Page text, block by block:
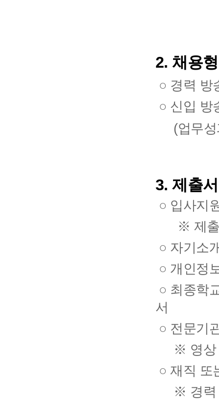
2.채용
○ 경력 방
○ 신입 방
(업무성
3. 제출
○ 입사지
※ 제출서
○ 자기소
○ 개인정
○ 최종학
서
○ 전문기
※ 영상
○ 재직 또
※ 경력